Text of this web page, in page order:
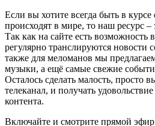
Если вы хотите всегда быть в
происходят в мире, то наш ресурс
Так как на сайте есть возможность
регулярно транслируются новости
также для меломанов мы
музыки, а ещё самые свежие
Осталось сделать малость, просто
телеканал, и получать
контента.
Включайте и смотрите прямой